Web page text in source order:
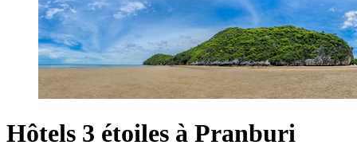
Hôtels 3 étoiles à Pranburi